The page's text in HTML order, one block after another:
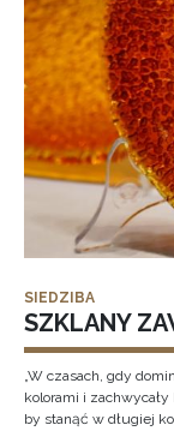
SIEDZIBA
SZKLANY
„W czasach, gdy
kolorami i
by stanąć w długiej